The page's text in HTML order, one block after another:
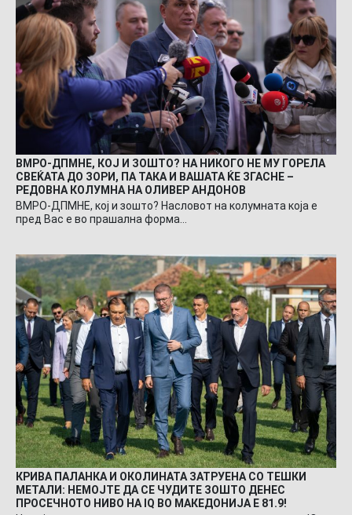
ВМРО-ДПМНЕ, КОЈ И ЗОШТО? НА НИКОГО НЕ МУ ГОРЕЛА
СВЕЌАТА ДО ЗОРИ, ПА ТАКА И ВАШАТА ЌЕ ЗГАСНЕ –
РЕДОВНА КОЛУМНА НА ОЛИВЕР АНДОНОВ
ВМРО-ДПМНЕ, кој и зошто? Насловот на колумната која е
пред Вас е во прашална форма…
КРИВА ПАЛАНКА И ОКОЛИНАТА ЗАТРУЕНА СО ТЕШКИ
МЕТАЛИ: НЕМОЈТЕ ДА СЕ ЧУДИТЕ ЗОШТО ДЕНЕС
ПРОСЕЧНОТО НИВО НА IQ ВО МАКЕДОНИЈА Е 81.9!